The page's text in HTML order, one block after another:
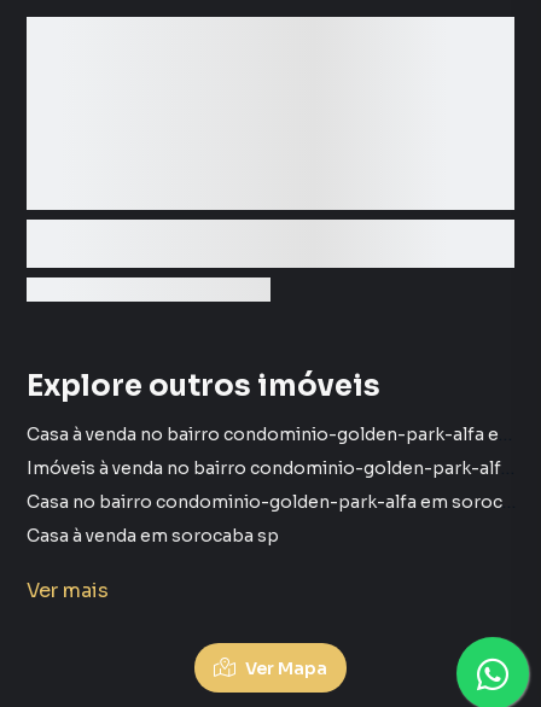
Explore outros imóveis
Casa à venda em sorocaba sp
Casa em sorocaba sp
Imóveis à venda no bairro condominio-golden-park-residence-i em sorocaba sp
Sobrado no bairro condominio-golden-park-residence-i em sorocaba sp
Ver mais
Ver Mapa